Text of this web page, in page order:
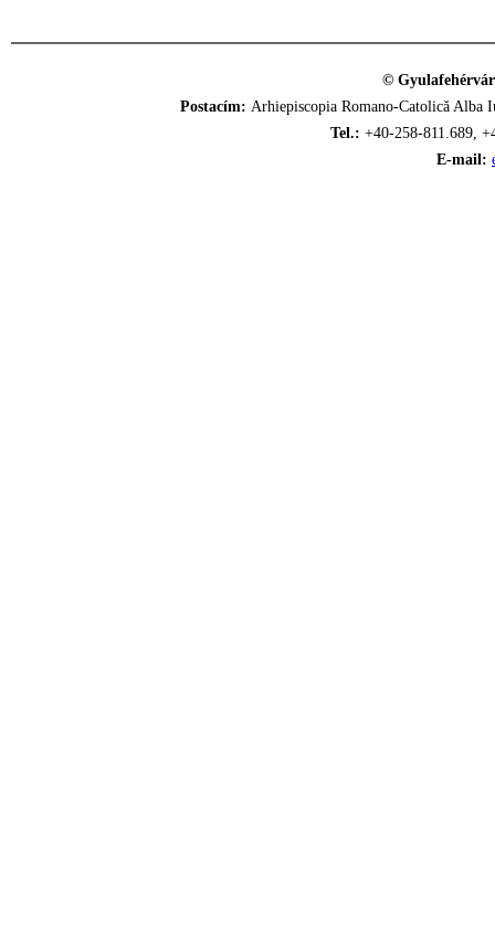
©
Postacím: Arhiepiscopia Romano-Catolică
Tel.: +40-258-811.689,
E-mail: